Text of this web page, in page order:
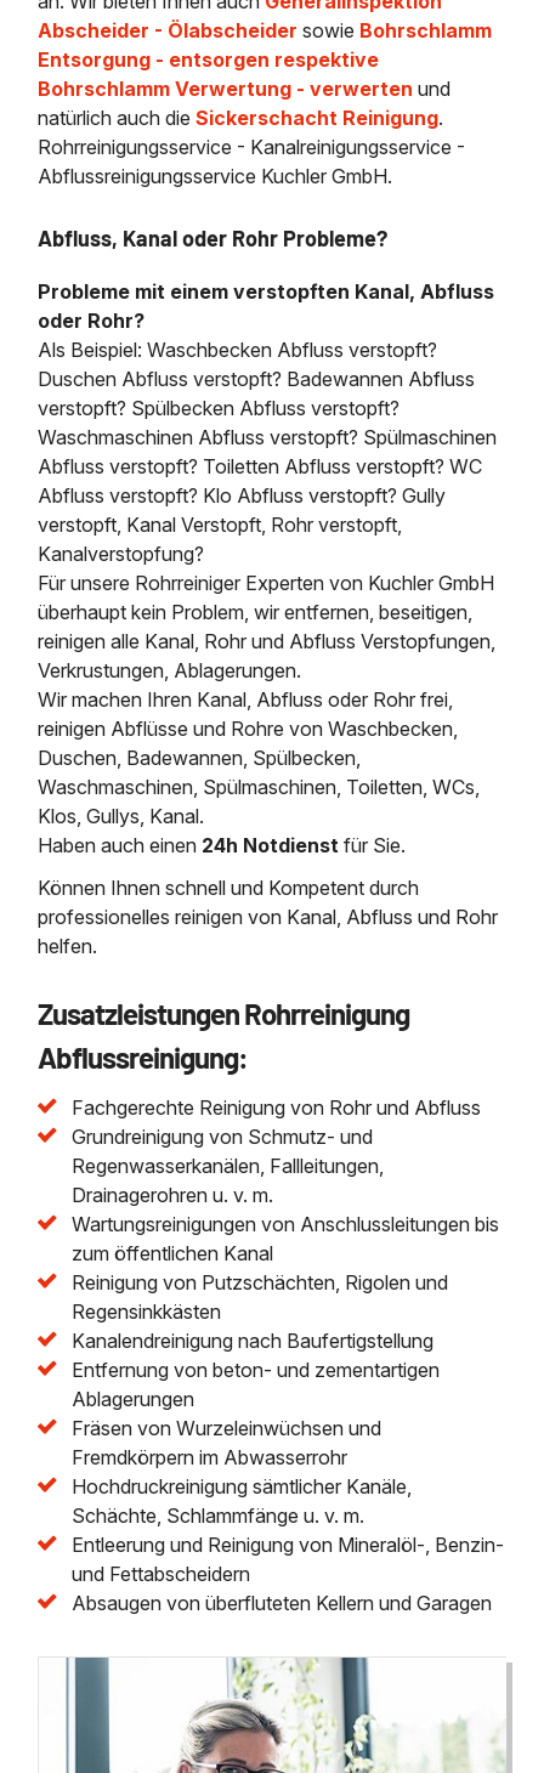
Abscheider - Ölabscheider sowie Bohrschlamm
Entsorgung - entsorgen respektive
Bohrschlamm Verwertung - verwerten und
natürlich auch dieSickerschacht Reinigung.
Rohrreinigungsservice - Kanalreinigungsservice -
Abflussreinigungsservice Kuchler GmbH.
Abfluss, Kanal oder Rohr Probleme?
Probleme mit einem verstopften Kanal, Abfluss
oder Rohr?
Als Beispiel: Waschbecken Abfluss verstopft?
Duschen Abfluss verstopft? Badewannen Abfluss
verstopft? Spülbecken Abfluss verstopft?
Waschmaschinen Abfluss verstopft? Spülmaschinen
Abfluss verstopft? Toiletten Abfluss verstopft? WC
Abfluss verstopft? Klo Abfluss verstopft? Gully
verstopft, Kanal Verstopft, Rohr verstopft,
Kanalverstopfung?
Für unsere Rohrreiniger Experten von Kuchler GmbH
überhaupt kein Problem, wir entfernen, beseitigen,
reinigen alle Kanal, Rohr und Abfluss Verstopfungen,
Verkrustungen, Ablagerungen.
Wir machen Ihren Kanal, Abfluss oder Rohr frei,
reinigen Abflüsse und Rohre von Waschbecken,
Duschen, Badewannen, Spülbecken,
Waschmaschinen, Spülmaschinen, Toiletten, WCs,
Klos, Gullys, Kanal.
Haben auch einen 24h Notdienst für Sie.
Können Ihnen schnell und Kompetent durch
professionelles reinigen von Kanal, Abfluss und Rohr
helfen.
Zusatzleistungen Rohrreinigung
Abflussreinigung:
Fachgerechte Reinigung von Rohr und Abfluss
Grundreinigung von Schmutz- und
Regenwasserkanälen, Fallleitungen,
Drainagerohren u. v. m.
Wartungsreinigungen von Anschlussleitungen bis
zum öffentlichen Kanal
Reinigung von Putzschächten, Rigolen und
Regensinkkästen
Kanalendreinigung nach Baufertigstellung
Entfernung von beton- und zementartigen
Ablagerungen
Fräsen von Wurzeleinwüchsen und
Fremdkörpern im Abwasserrohr
Hochdruckreinigung sämtlicher Kanäle,
Schächte, Schlammfänge u. v. m.
Entleerung und Reinigung von Mineralöl-, Benzin-
und Fettabscheidern
Absaugen von überfluteten Kellern und Garagen